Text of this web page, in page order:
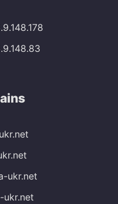
ukr.net
ukr.net